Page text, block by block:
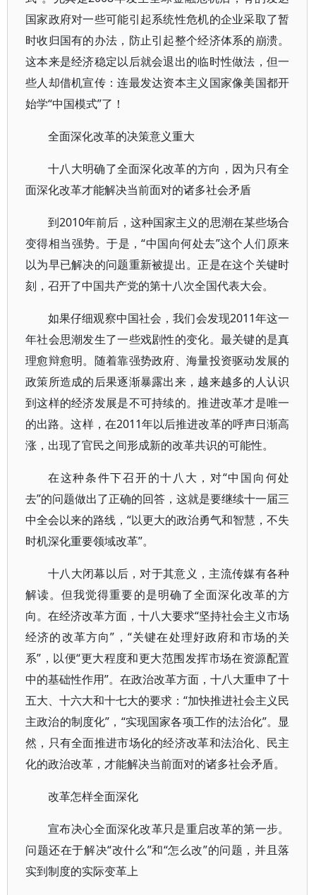
国家政府对一些可能引起系统性危机的企业采取了暂
时收归国有的办法，防止引起整个经济体系的崩溃。
这本来是经济稳定以后就会退出的临时性做法，但一
些人却借机宣传：连最发达资本主义国家像美国都开
始学“中国模式”了！
全面深化改革的决策意义重大
十八大明确了全面深化改革的方向，因为只有全
面深化改革才能解决当前面对的诸多社会矛盾
到2010年前后，这种国家主义的思潮在某些场合
变得相当强势。于是，“中国向何处去”这个人们原来
以为早已解决的问题重新被提出。正是在这个关键时
刻，召开了中国共产党的第十八次全国代表大会。
如果仔细观察中国社会，我们会发现2011年这一
年社会思潮发生了一些戏剧性的变化。最关键的是真
理愈辩愈明。随着靠强势政府、海量投资驱动发展的
政策所造成的后果逐渐暴露出来，越来越多的人认识
到这样的经济发展是不可持续的。推进改革才是唯一
的出路。这样，在2011年以后推进改革的呼声日渐高
涨，出现了官民之间形成新的改革共识的可能性。
在这种条件下召开的十八大，对“中国向何处
去”的问题做出了正确的回答，这就是要继续十一届三
中全会以来的路线，“以更大的政治勇气和智慧，不失
时机深化重要领域改革”。
十八大闭幕以后，对于其意义，主流传媒有各种
解读。但我觉得重要的是明确了全面深化改革的方
向。在经济改革方面，十八大要求“坚持社会主义市场
经济的改革方向”，“关键在处理好政府和市场的关
系”，以便“更大程度和更大范围发挥市场在资源配置
中的基础性作用”。在政治改革方面，十八大重申了十
五大、十六大和十七大的要求：“加快推进社会主义民
主政治的制度化”，“实现国家各项工作的法治化”。显
然，只有全面推进市场化的经济改革和法治化、民主
化的政治改革，才能解决当前面对的诸多社会矛盾。
改革怎样全面深化
宣布决心全面深化改革只是重启改革的第一步。
问题还在于解决“改什么”和“怎么改”的问题，并且落
实到制度的实际变革上